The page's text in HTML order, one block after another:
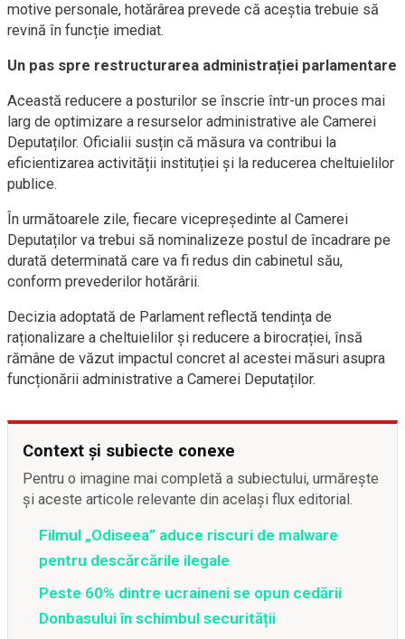
motive personale, hotărârea prevede că aceștia trebuie să
revină în funcție imediat.
Un pas spre restructurarea administrației parlamentare
Această reducere a posturilor se înscrie într-un proces mai
larg de optimizare a resurselor administrative ale Camerei
Deputaților. Oficialii susțin că măsura va contribui la
eficientizarea activității instituției și la reducerea cheltuielilor
publice.
În următoarele zile, fiecare vicepreședinte al Camerei
Deputaților va trebui să nominalizeze postul de încadrare pe
durată determinată care va fi redus din cabinetul său,
conform prevederilor hotărârii.
Decizia adoptată de Parlament reflectă tendința de
raționalizare a cheltuielilor și reducere a birocrației, însă
rămâne de văzut impactul concret al acestei măsuri asupra
funcționării administrative a Camerei Deputaților.
Context și subiecte conexe
Pentru o imagine mai completă a subiectului, urmărește
și aceste articole relevante din același flux editorial.
Filmul „Odiseea” aduce riscuri de malware
pentru descărcările ilegale
Peste 60% dintre ucraineni se opun cedării
Donbasului în schimbul securității